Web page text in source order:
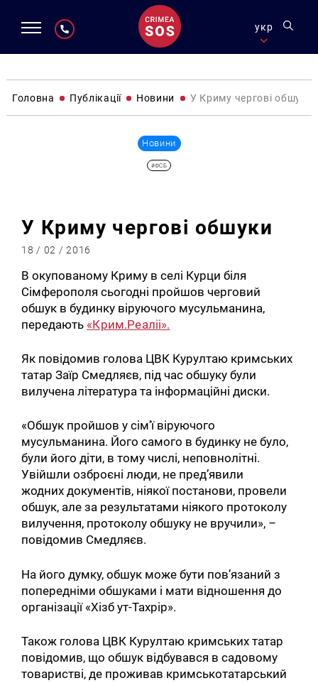
укр
Головна Публікації Новини У Криму чергові обшуки
Новини
#ФСБ
У Криму чергові обшуки
18 / 02 / 2016
В окупованому Криму в селі Курци біля
Сімферополя сьогодні пройшов черговий
обшук в будинку віруючого мусульманина,
передають «Крим.Реаліі».
Як повідомив голова ЦВК Курултаю кримських
татар Заїр Смедляєв, під час обшуку були
вилучена література та інформаційні диски.
«Обшук пройшов у сім’ї віруючого
мусульманина. Його самого в будинку не було,
були його діти, в тому числі, неповнолітні.
Увійшли озброєні люди, не пред’явили
жодних документів, ніякої постанови, провели
обшук, але за результатами ніякого протоколу
вилучення, протоколу обшуку не вручили», –
повідомив Смедляєв.
На його думку, обшук може бути пов’язаний з
попередніми обшуками і мати відношення до
організації «Хізб ут-Тахрір».
Також голова ЦВК Курултаю кримських татар
повідомив, що обшук відбувався в садовому
товаристві, де проживав кримськотатарський